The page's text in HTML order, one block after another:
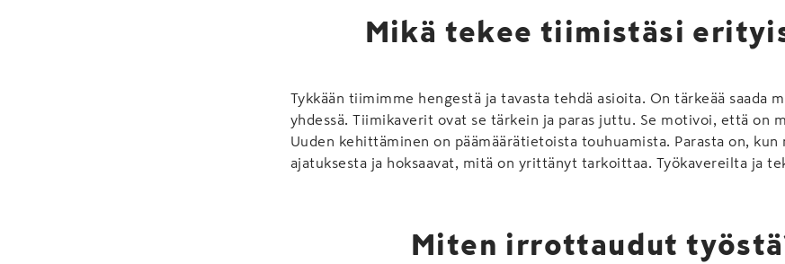
Mikä tekee tiimistäsi
Tykkään tiimimme hengestä ja tavasta tehdä asioita. On tärkeää saada
yhdessä. Tiimikaverit ovat se tärkein ja paras juttu. Se motivoi, että on
Uuden kehittäminen on päämäärätietoista touhuamista. Parasta on, kun
ajatuksesta ja hoksaavat, mitä on yrittänyt tarkoittaa. Työkavereilta ja
Miten irrottaudut